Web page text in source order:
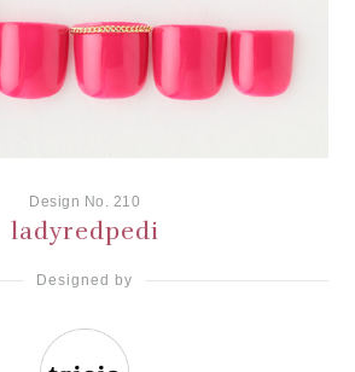
Design No. 210
ladyredpedi
Designed by